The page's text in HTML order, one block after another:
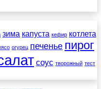
зима капуста кефир котлета
огурец печенье пирог
соус творожный тест